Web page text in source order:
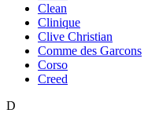
Clean
Clinique
Clive Christian
Comme des Garcons
Corso
Creed
D